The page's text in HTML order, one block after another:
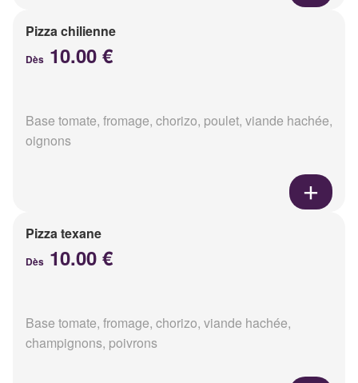
Pizza chilienne
Dès 10.00 €
Base tomate, fromage, chorizo, poulet, viande hachée,
oignons
Pizza texane
Dès 10.00 €
Base tomate, fromage, chorizo, viande hachée,
champignons, poivrons